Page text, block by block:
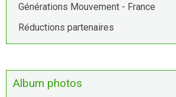
Générations Mouvement - France
Réductions partenaires
Album photos